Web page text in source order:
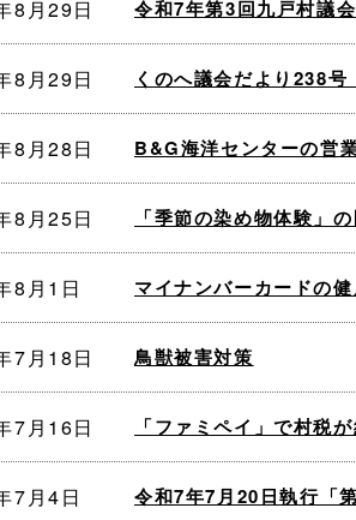
8月29日 令和7年第3回九戸村議
8月29日 くのへ議会だより238号
8月28日 B&G海洋センターの営
8月25日 「季節の染め物体験」
8月1日 マイナンバーカードの
7月18日 鳥獣被害対策
7月16日 「ファミペイ」で村税
7月4日 令和7年7月20日執行「